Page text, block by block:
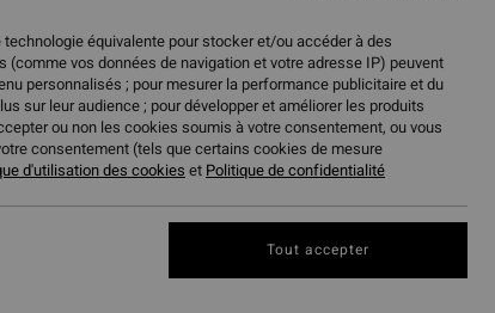
45,95 € 63%
17,23 €
BONS PLANS
VENTE FLASH 25% EXTRA
équivalente pour stocker et/ou accéder à des
vos données de navigation et votre adresse IP) peuvent
personnalisés ; pour mesurer la performance publicitaire et du
sur leur audience ; pour développer et améliorer les produits
ou non les cookies soumis à votre consentement, ou vous
consentement (tels que certains cookies de mesure
d'utilisation des cookies et Politique de confidentialité
Tout accepter